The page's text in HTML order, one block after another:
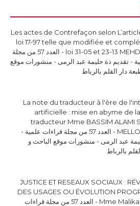
Les actes de Contrefaçon selon
loi 17-97 telle que modifiée et
loi 31-05 et 23-13 MEHDI EDDIANI - العدد 57 من مجلة
- تقديم ذة حليمة عبد الرمى - منشورات موقع
دار القلم بالرباط
La note du traducteur à l'ère de
artificielle : mise en abyme de
traducteur Mme BASSIM ALAMI
MELLOUKI Ismail - العدد 57 من مجلة قراءات علمية -
عبد الرمى - منشورات موقع الباحث و
بالرباط
JUSTICE ET RESEAUX SOCIAUX :
DES USAGES OU ÉVOLUTION
Mme Malika ZITOUNY - العدد 57 من مجلة قراءات